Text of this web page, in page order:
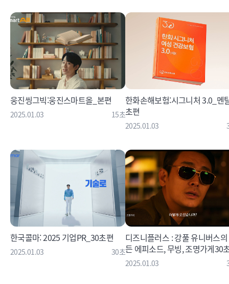
웅진씽그빅:웅진스마트올_본편
2025.01.03 15초
한화손해보험:시그니처 3.0_멘
초편
2025.01.03
한국콜마: 2025 기업PR_30초편
2025.01.03 30초
디즈니플러스 : 강풀 유니버스
든 에피소드, 무빙, 조명가게30
2025.01.03